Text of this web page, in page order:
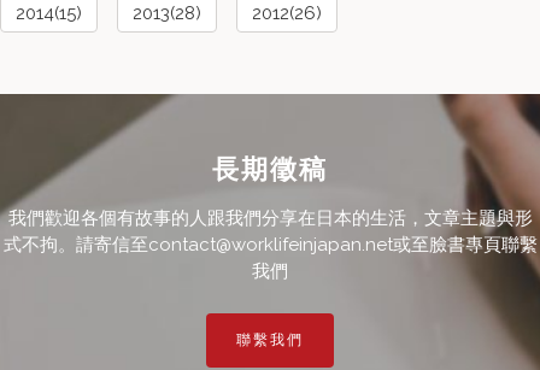
2014(15) 2013(28) 2012(26)
長期徵稿
我們歡迎各個有故事的人跟我們分享在日本的生活，文章主題與形
式不拘。請寄信至contact@worklifeinjapan.net或至臉書專頁聯繫
我們
聯繫我們